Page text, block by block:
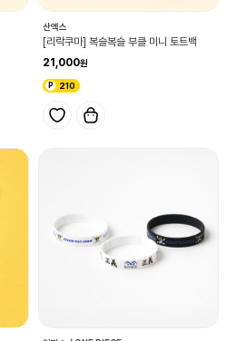
산엑스
[리락쿠마] 복슬복슬 부클 미니 토트백
21,000
210